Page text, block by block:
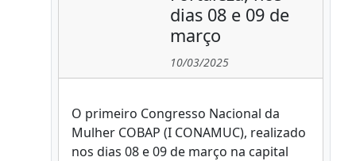
dias 08 e 09 de
março
10/03/2025
O primeiro Congresso Nacional da
Mulher COBAP (I CONAMUC), realizado
nos dias 08 e 09 de março na capital